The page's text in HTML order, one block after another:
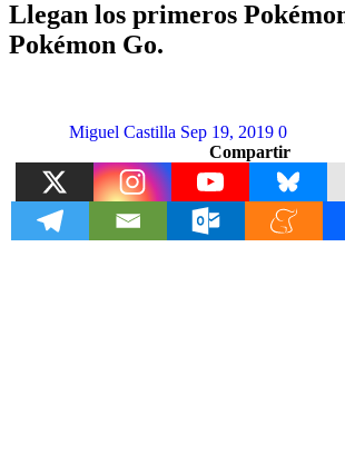
Llegan los primeros
Pokémon Go.
Miguel Castilla Sep 19, 2019 0
Compartir